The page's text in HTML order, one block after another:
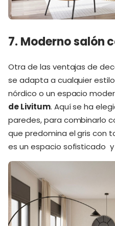
7. Moderno salón
Otra de las ventajas de
se adapta a cualquier
nórdico o un espacio
de Livitum. Aquí se ha
paredes, para combinarlo
que predomina el gris con
es un espacio sofisticado